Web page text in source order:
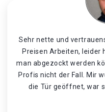
Sehr nette und
Preisen Arbeiten, leider
man abgezockt werden
Profis nicht der Fall. Mir
die Tür geöffnet, war